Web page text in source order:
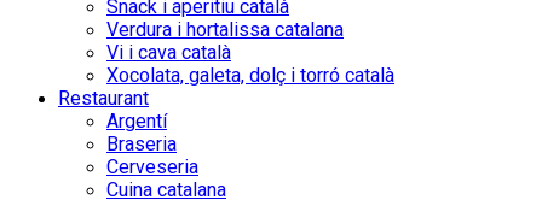
Snack i aperitiu català
Verdura i hortalissa catalana
Vi i cava català
Xocolata, galeta, dolç i torró català
Restaurant
Argentí
Braseria
Cerveseria
Cuina catalana